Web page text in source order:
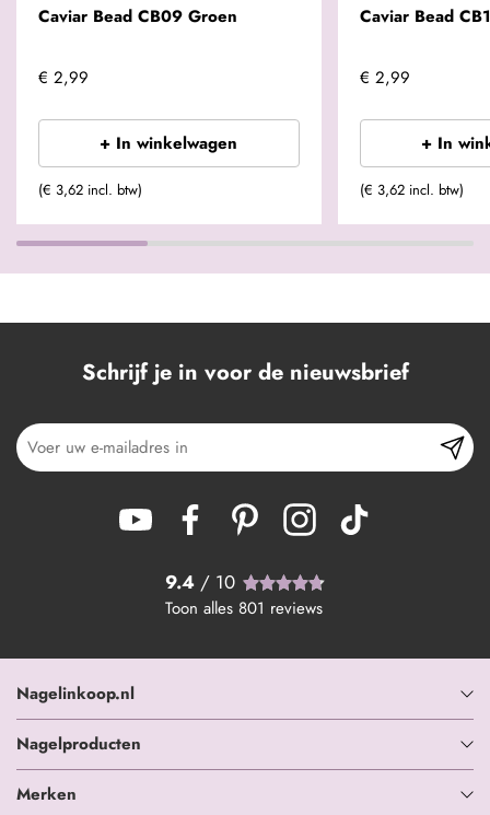
Caviar Bead CB09 Groen
€ 2,99
+ In winkelwagen
(€ 3,62 incl. btw)
Caviar Bead
€ 2,99
+ In
(€ 3,62 incl. btw)
Schrijf je in voor de nieuwsbrief
9.4 / 10
Toon alles 801 reviews
Nagelinkoop.nl
Nagelproducten
Merken